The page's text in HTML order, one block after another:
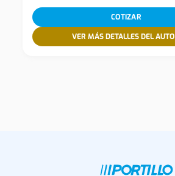
COTIZAR
VER MÁS DETALLES DEL AUTO